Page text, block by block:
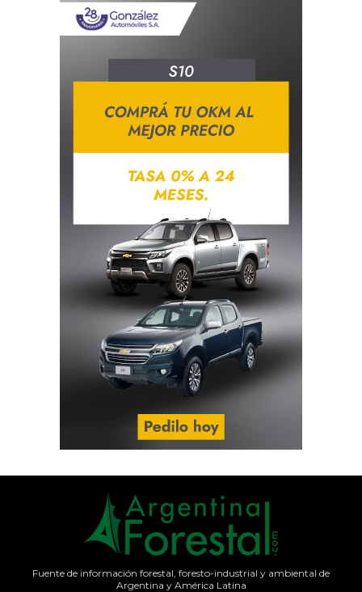
Fuente de información forestal, foresto-industrial y ambiental de
Argentina y América Latina